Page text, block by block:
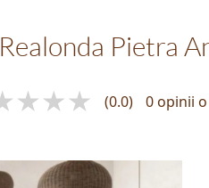
Realonda Pietra
(0.0) 0 opinii